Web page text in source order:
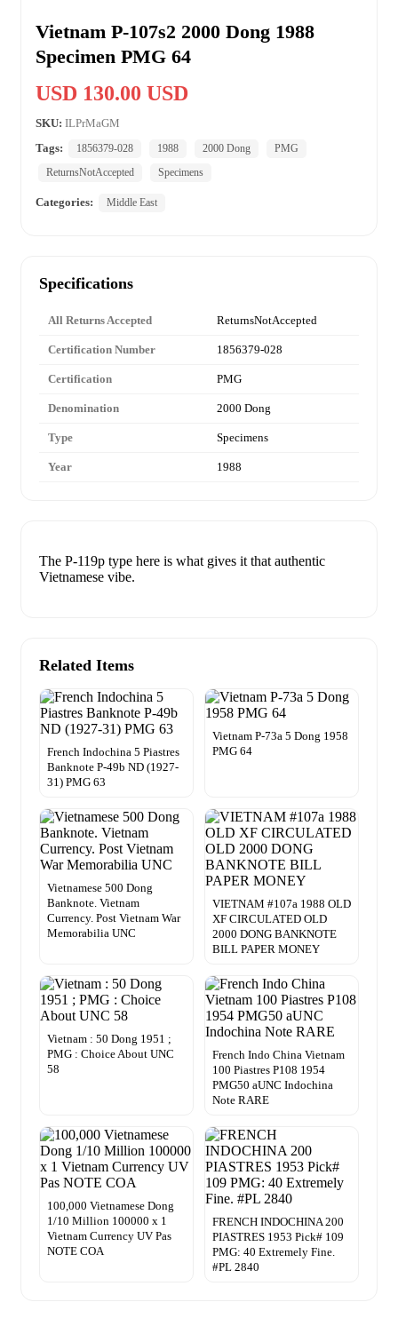
Vietnam P-107s2 2000 Dong 1988
Specimen PMG 64
USD 130.00 USD
SKU: ILPrMaGM
Tags:
1856379-028 1988 2000 Dong
PMG
ReturnsNotAccepted
Specimens
Categories: Middle East
Specifications
All Returns Accepted ReturnsNotAccepted
Certification Number 1856379-028
Certification PMG
Denomination 2000 Dong
Type Specimens
Year 1988
The P-119p type here is what gives it that authentic
Vietnamese vibe.
Related Items
French Indochina 5 Piastres
Banknote P-49b ND (1927-
31) PMG 63
Vietnam P-73a 5 Dong 1958
PMG 64
Vietnamese 500 Dong
Banknote. Vietnam
Currency. Post Vietnam War
Memorabilia UNC
VIETNAM #107a 1988 OLD
XF CIRCULATED OLD
2000 DONG BANKNOTE
BILL PAPER MONEY
Vietnam : 50 Dong 1951 ;
PMG : Choice About UNC
58
French Indo China Vietnam
100 Piastres P108 1954
PMG50 aUNC Indochina
Note RARE
100,000 Vietnamese Dong
1/10 Million 100000 x 1
Vietnam Currency UV Pas
NOTE COA
FRENCH INDOCHINA 200
PIASTRES 1953 Pick# 109
PMG: 40 Extremely Fine.
#PL 2840